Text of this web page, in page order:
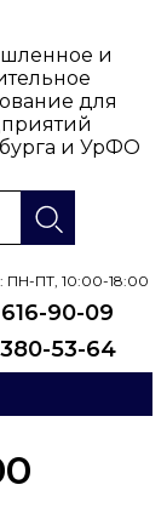
и
для
и УрФО
ПТ, 10:00-18:00
90-09
53-64